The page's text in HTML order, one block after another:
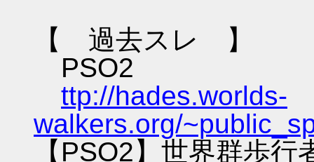
【 過去スレ 】
PSO2
ttp://hades.worlds-
walkers.org/
【PSO2】世界群歩